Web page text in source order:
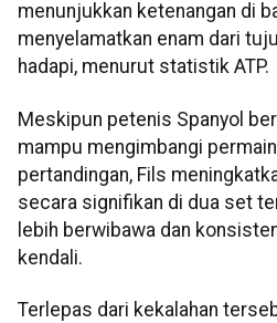
menunjukkan ketenangan di
menyelamatkan enam dari
hadapi, menurut statistik ATP.
Meskipun petenis Spanyol
mampu mengimbangi
pertandingan, Fils
secara signifikan di dua set
lebih berwibawa dan
kendali.
Terlepas dari kekalahan